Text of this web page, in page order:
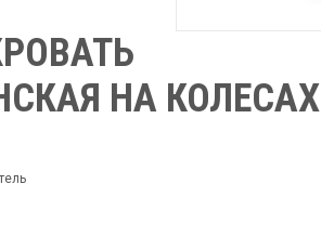
НА КОЛЕСАХ